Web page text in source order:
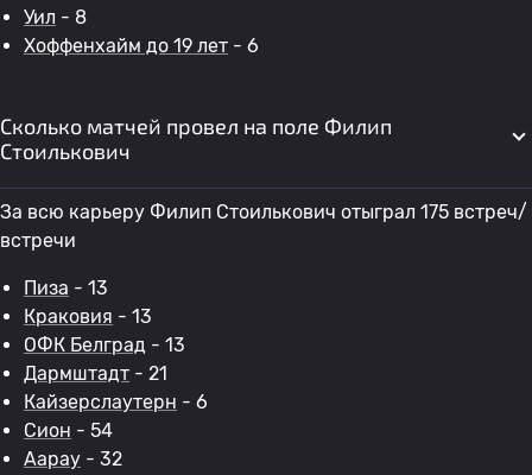
Уил - 8
Хоффенхайм до 19 лет - 6
Сколько матчей провел на поле Филип
Стоилькович
За всю карьеру Филип Стоилькович отыграл 175 встреч/
встречи
Пиза - 13
Краковия - 13
ОФК Белград - 13
Дармштадт - 21
Кайзерслаутерн - 6
Сион - 54
Аарау - 32